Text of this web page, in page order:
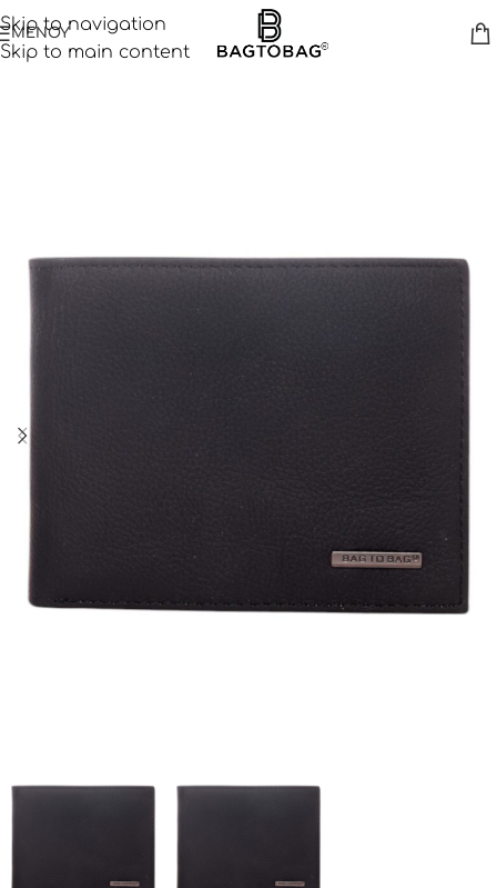
Skip to navigation
Skip to main content
ΜΕΝΟΥ